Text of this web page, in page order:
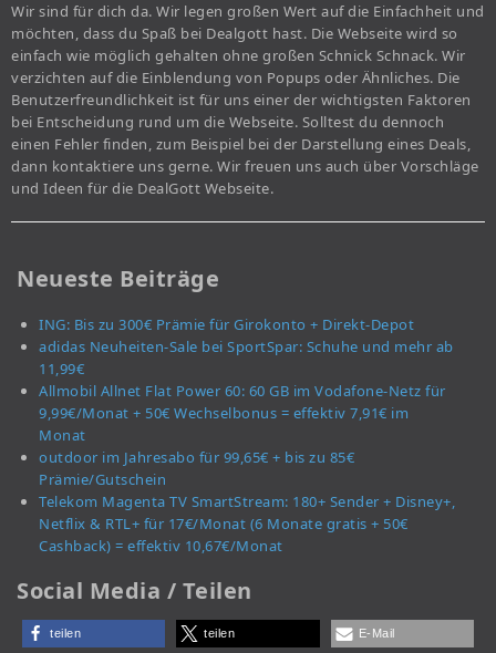
Wir sind für dich da. Wir legen großen Wert auf die Einfachheit und
möchten, dass du Spaß bei Dealgott hast. Die Webseite wird so
einfach wie möglich gehalten ohne großen Schnick Schnack. Wir
verzichten auf die Einblendung von Popups oder Ähnliches. Die
Benutzerfreundlichkeit ist für uns einer der wichtigsten Faktoren
bei Entscheidung rund um die Webseite. Solltest du dennoch
einen Fehler finden, zum Beispiel bei der Darstellung eines Deals,
dann kontaktiere uns gerne. Wir freuen uns auch über Vorschläge
und Ideen für die DealGott Webseite.
Neueste Beiträge
ING: Bis zu 300€ Prämie für Girokonto + Direkt-Depot
adidas Neuheiten-Sale bei SportSpar: Schuhe und mehr ab
11,99€
Allmobil Allnet Flat Power 60: 60 GB im Vodafone-Netz für
9,99€/Monat + 50€ Wechselbonus = effektiv 7,91€ im
Monat
outdoor im Jahresabo für 99,65€ + bis zu 85€
Prämie/Gutschein
Telekom Magenta TV SmartStream: 180+ Sender + Disney+,
Netflix & RTL+ für 17€/Monat (6 Monate gratis + 50€
Cashback) = effektiv 10,67€/Monat
Social Media / Teilen
teilen teilen E-Mail